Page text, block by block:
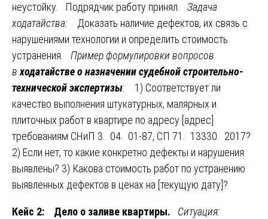
неустойку. Подрядчик работу принял. Задача
ходатайства:
Доказать наличие дефектов, их связь с
нарушениями технологии и определить стоимость
устранения. Пример формулировки вопросов
в ходатайстве о назначении судебной строительно-
технической экспертизы:
1) Соответствует ли
качество выполнения штукатурных, малярных и
плиточных работ в квартире по адресу [адрес]
требованиям СНиП 3. 04. 01-87, СП 71. 13330. 2017?
2) Если нет, то какие конкретно дефекты и нарушения
выявлены? 3) Какова стоимость работ по устранению
выявленных дефектов в ценах на [текущую дату]?
Кейс 2: Дело о заливе квартиры.
Ситуация: